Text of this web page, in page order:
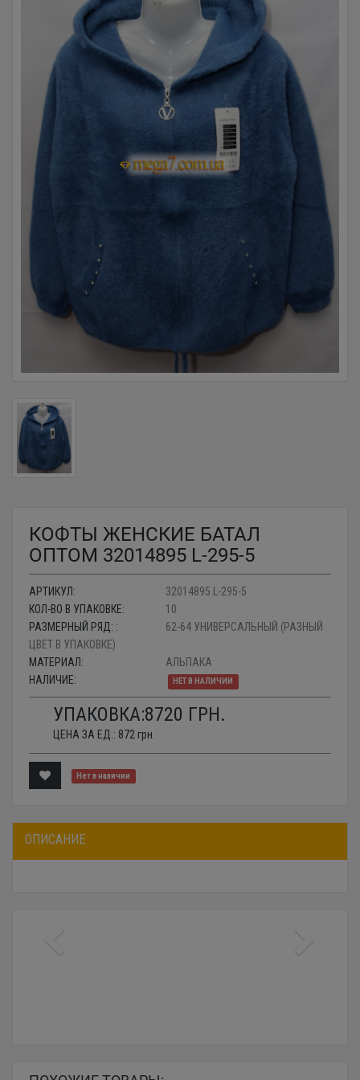
КОФТЫ ЖЕНСКИЕ БАТАЛ
ОПТОМ 32014895 L-295-5
АРТИКУЛ:
32014895 L-295-5
КОЛ-ВО В УПАКОВКЕ:
10
РАЗМЕРНЫЙ РЯД: :
62-64 УНИВЕРСАЛЬНЫЙ (РАЗНЫЙ
ЦВЕТ В УПАКОВКЕ)
МАТЕРИАЛ:
АЛЬПАКА
НАЛИЧИЕ:
НЕТ В НАЛИЧИИ
УПАКОВКА:8720 ГРН.
ЦЕНА ЗА ЕД.: 872 грн.
Нет в наличии
ОПИСАНИЕ